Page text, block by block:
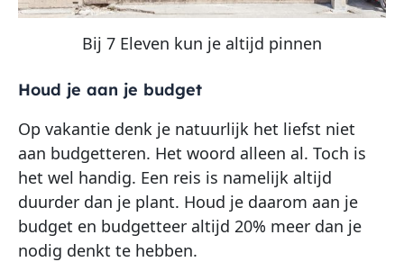
Bij 7 Eleven kun je altijd pinnen
Houd je aan je budget
Op vakantie denk je natuurlijk het liefst niet
aan budgetteren. Het woord alleen al. Toch is
het wel handig. Een reis is namelijk altijd
duurder dan je plant. Houd je daarom aan je
budget en budgetteer altijd 20% meer dan je
nodig denkt te hebben.